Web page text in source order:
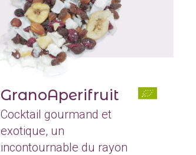
GranoAperifruit
Cocktail gourmand et
exotique, un
incontournable du rayon